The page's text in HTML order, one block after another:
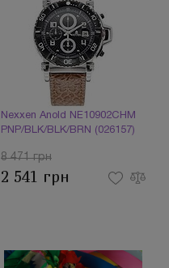
Nexxen Anold NE10902CHM
PNP/BLK/BLK/BRN (026157)
8 471 грн
2 541 грн